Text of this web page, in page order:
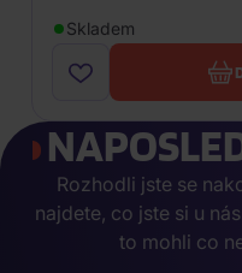
Skladem
Rozhodli jste se
najdete, co jste si u
to mohli co